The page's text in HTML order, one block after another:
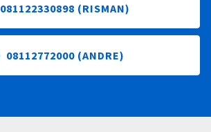
081122330898 (RISMAN)
08112772000 (ANDRE)